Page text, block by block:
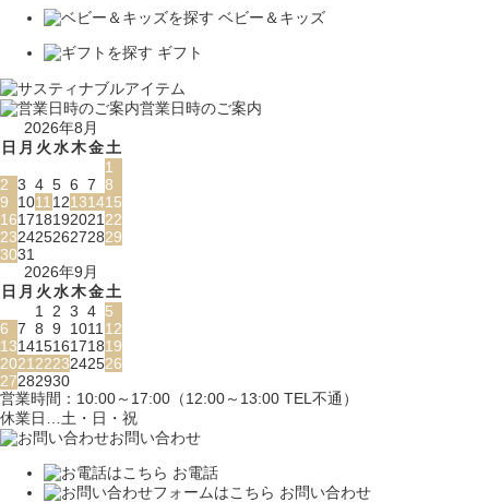
ベビー＆キッズ
ギフト
営業日時のご案内
2026年8月
日 月 火水木金土
1
2 3 4 5 6 7 8
9
101112131415
16171819202122
23242526272829
3031
2026年9月
日 月 火水木金土
1 2 3 4 5
6 7 8 9 101112
13141516171819
20212223242526
27282930
営業時間：10:00～17:00（12:00～13:00 TEL不通）
休業日…土・日・祝
お問い合わせ
お電話
お問い合わせ